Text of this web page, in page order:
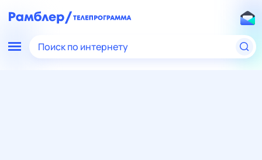
Поиск по интернету